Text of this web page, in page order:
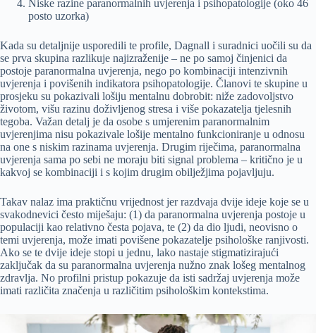
Niske razine paranormalnih uvjerenja i psihopatologije (oko 46
posto uzorka)
Kada su detaljnije usporedili te profile, Dagnall i suradnici uočili su da
se prva skupina razlikuje najizraženije – ne po samoj činjenici da
postoje paranormalna uvjerenja, nego po kombinaciji intenzivnih
uvjerenja i povišenih indikatora psihopatologije. Članovi te skupine u
prosjeku su pokazivali lošiju mentalnu dobrobit: niže zadovoljstvo
životom, višu razinu doživljenog stresa i više pokazatelja tjelesnih
tegoba. Važan detalj je da osobe s umjerenim paranormalnim
uvjerenjima nisu pokazivale lošije mentalno funkcioniranje u odnosu
na one s niskim razinama uvjerenja. Drugim riječima, paranormalna
uvjerenja sama po sebi ne moraju biti signal problema – kritično je u
kakvoj se kombinaciji i s kojim drugim obilježjima pojavljuju.
Takav nalaz ima praktičnu vrijednost jer razdvaja dvije ideje koje se u
svakodnevici često miješaju: (1) da paranormalna uvjerenja postoje u
populaciji kao relativno česta pojava, te (2) da dio ljudi, neovisno o
temi uvjerenja, može imati povišene pokazatelje psihološke ranjivosti.
Ako se te dvije ideje stopi u jednu, lako nastaje stigmatizirajući
zaključak da su paranormalna uvjerenja nužno znak lošeg mentalnog
zdravlja. No profilni pristup pokazuje da isti sadržaj uvjerenja može
imati različita značenja u različitim psihološkim kontekstima.